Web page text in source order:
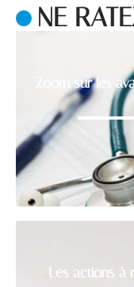
NE
Zoom sur les
Les actions à